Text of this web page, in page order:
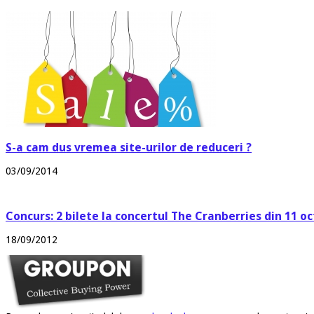
S-a cam dus vremea site-urilor de reduceri ?
03/09/2014
Concurs: 2 bilete la concertul The Cranberries din 11
18/09/2012